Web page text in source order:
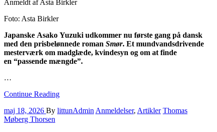
Anmeldt af Asta Birkler
Foto: Asta Birkler
Japanske Asako Yuzuki udkommer nu første gang på dansk
med den prisbelønnede roman Smør. Et mundvandsdrivende
mesterværk om madglæde, kvindesyn og om at finde
en “passende mængde”.
…
Continue Reading
maj 18, 2026 By littunAdmin Anmeldelser, Artikler Thomas
Møberg Thorsen